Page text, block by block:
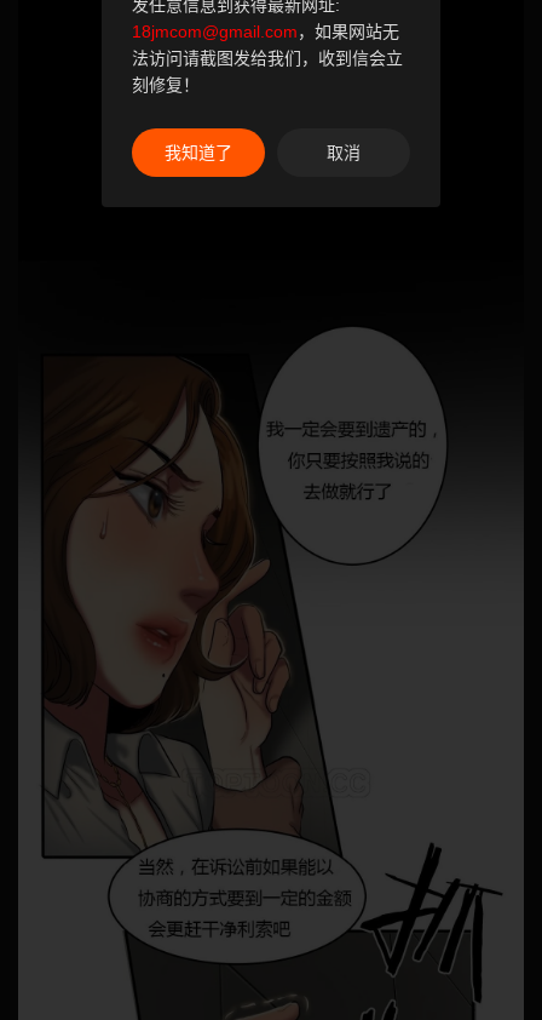
发任意信息到获得最新网址:
18jmcom@gmail.com，如果网站无
法访问请截图发给我们，收到信会立
刻修复！
我知道了 取消